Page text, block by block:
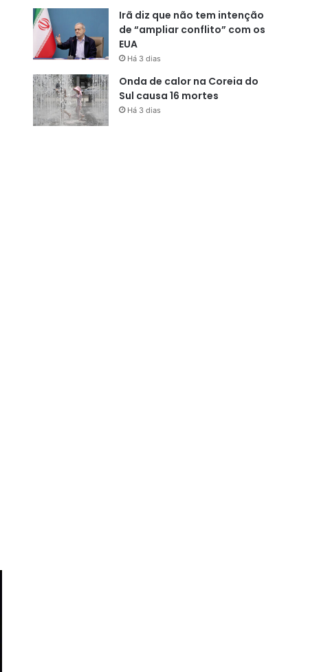
Irã diz que não tem intenção
de “ampliar conflito” com os
EUA
Há 3 dias
Onda de calor na Coreia do
Sul causa 16 mortes
Há 3 dias